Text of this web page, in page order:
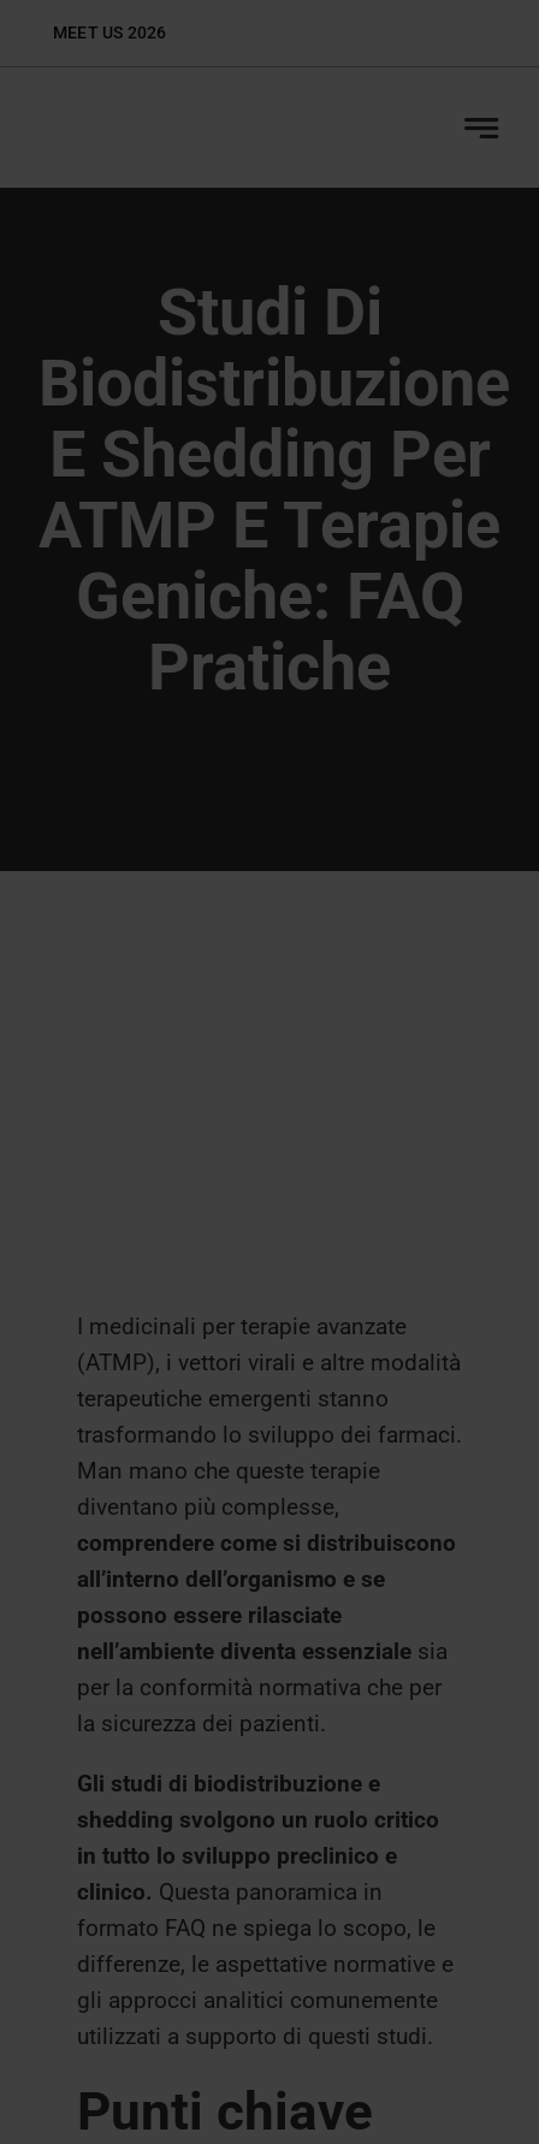
MEET US 2026
Studi Di
Biodistribuzione
E Shedding Per
ATMP E Terapie
Geniche: FAQ
Pratiche
I medicinali per terapie avanzate
(ATMP), i vettori virali e altre modalità
terapeutiche emergenti stanno
trasformando lo sviluppo dei farmaci.
Man mano che queste terapie
diventano più complesse,
comprendere come si distribuiscono
all’interno dell’organismo e se
possono essere rilasciate
nell’ambiente diventa essenziale sia
per la conformità normativa che per
la sicurezza dei pazienti.
Gli studi di biodistribuzione e
shedding svolgono un ruolo critico
in tutto lo sviluppo preclinico e
clinico. Questa panoramica in
formato FAQ ne spiega lo scopo, le
differenze, le aspettative normative e
gli approcci analitici comunemente
utilizzati a supporto di questi studi.
Punti chiave